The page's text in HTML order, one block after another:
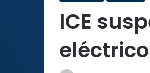
ICE